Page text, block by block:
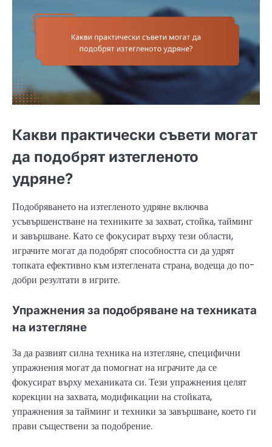
Какви практически съвети могат
да подобрят изтегленото
удряне?
Подобряването на изтегленото удряне включва
усъвършенстване на техниките за захват, стойка, тайминг
и завършване. Като се фокусират върху тези области,
играчите могат да подобрят способността си да удрят
топката ефективно към изтеглената страна, водеща до по-
добри резултати в игрите.
Упражнения за подобряване на техниката
на изтегляне
За да развият силна техника на изтегляне, специфични
упражнения могат да помогнат на играчите да се
фокусират върху механиката си. Тези упражнения целят
корекции на захвата, модификации на стойката,
упражнения за тайминг и техники за завършване, което ги
прави съществени за подобрение.